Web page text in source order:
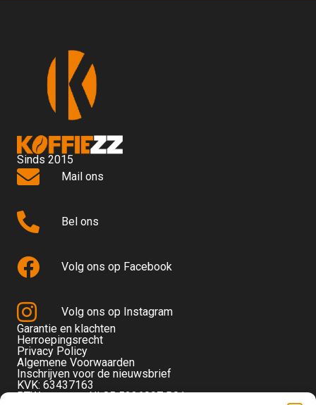
Sinds 2015
Mail ons
Bel ons
Volg ons op Facebook
Volg ons op Instagram
Garantie en klachten
Herroepingsrecht
Privacy Policy
Algemene Voorwaarden
Inschrijven voor de nieuwsbrief
KVK: 63437163
BTW-nummer: NL85 5236097 B01